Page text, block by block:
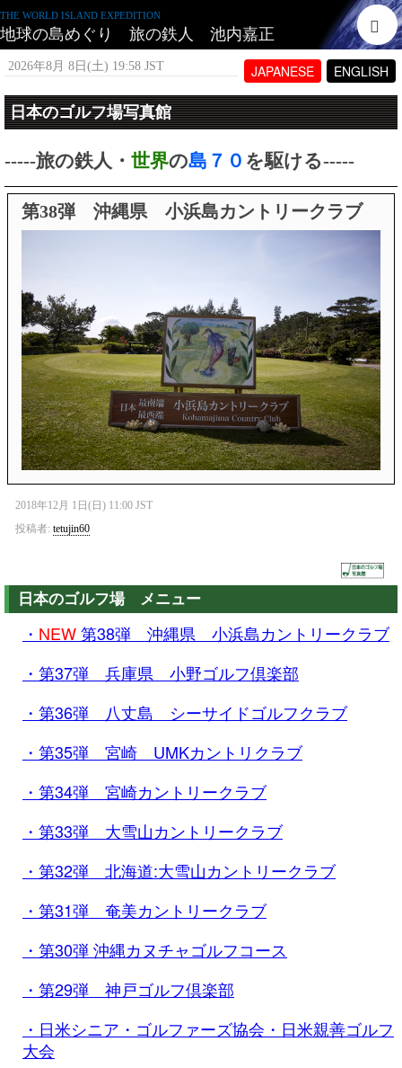
THE WORLD ISLAND EXPEDITION
地球の島めぐり 旅の鉄人 池内嘉正
JAPANESE ENGLISH
2026年8月 8日(土) 19:58 JST
日本のゴルフ場写真館
-----旅の鉄人・ 世界の島７０ を駆ける-----
第38弾 沖縄県 小浜島カントリークラブ
2018年12月 1日(日) 11:00 JST
投稿者: tetujin60
日本のゴルフ場 メニュー
・ NEW第38弾 沖縄県 小浜島カントリークラブ
・第37弾 兵庫県 小野ゴルフ倶楽部
・第36弾 八丈島 シーサイドゴルフクラブ
・第35弾 宮崎 UMKカントリクラブ
・第34弾 宮崎カントリークラブ
・第33弾 大雪山カントリークラブ
・第32弾 北海道:大雪山カントリークラブ
・第31弾 奄美カントリークラブ
・第30弾 沖縄カヌチャゴルフコース
・第29弾 神戸ゴルフ倶楽部
・日米シニア・ゴルファーズ協会・日米親善ゴルフ
大会